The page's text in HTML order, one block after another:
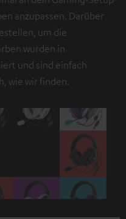
anzupassen. Darüber
um die
wurden in
und sind einfach
wie wir finden.